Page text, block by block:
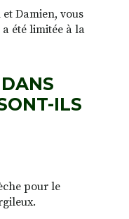
Damien, vous
été limitée à la
ILS
pour le